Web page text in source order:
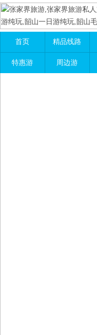
首页 精品线路
特惠游 周边游